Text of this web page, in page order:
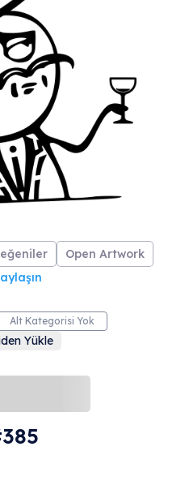
Open Artwork
Alt Kategorisi Yok
Yükle